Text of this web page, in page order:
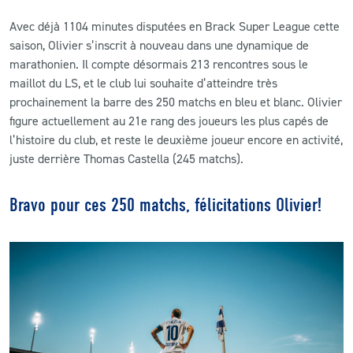
Avec déjà 1104 minutes disputées en Brack Super League cette
saison, Olivier s’inscrit à nouveau dans une dynamique de
marathonien. Il compte désormais 213 rencontres sous le
maillot du LS, et le club lui souhaite d’atteindre très
prochainement la barre des 250 matchs en bleu et blanc. Olivier
figure actuellement au 21e rang des joueurs les plus capés de
l’histoire du club, et reste le deuxième joueur encore en activité,
juste derrière Thomas Castella (245 matchs).
Bravo pour ces 250 matchs, félicitations Olivier!